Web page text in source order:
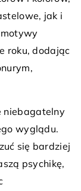
jak i
roku, dodając
niebagatelny
wyglądu.
się bardziej
psychikę,